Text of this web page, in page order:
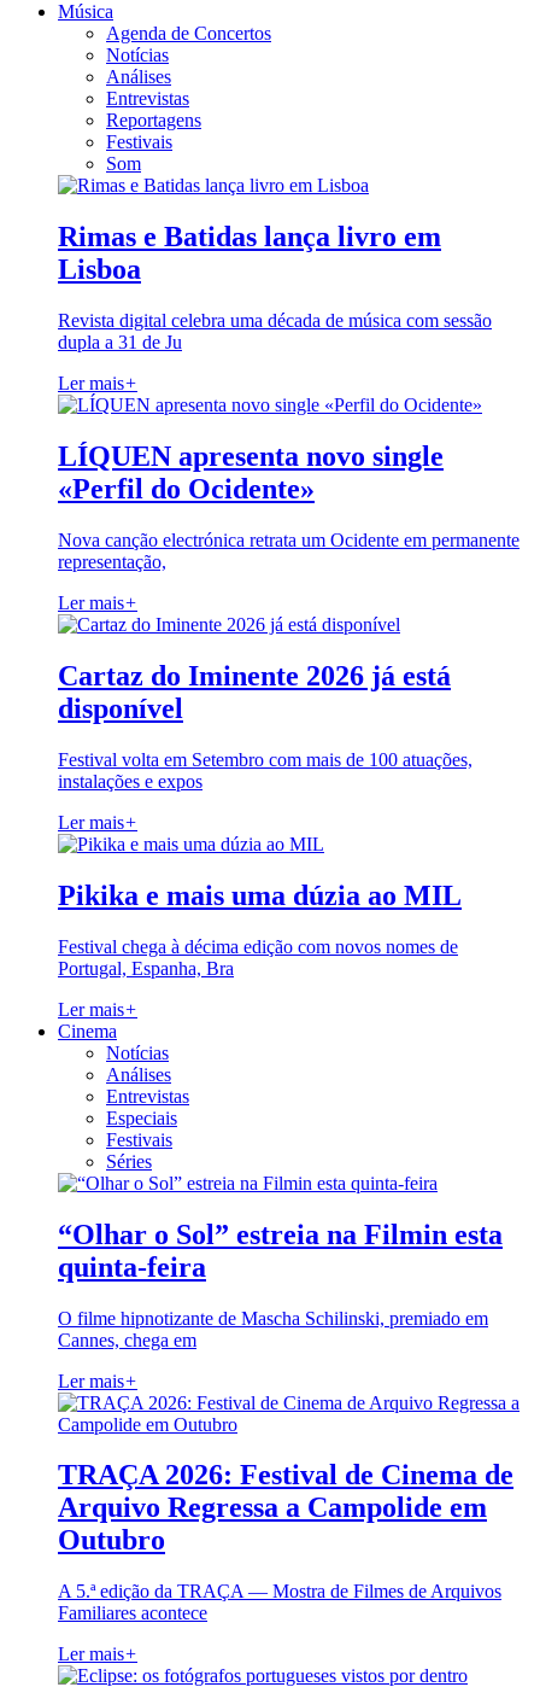
Música
Agenda de Concertos
Notícias
Análises
Entrevistas
Reportagens
Festivais
Som
Rimas e Batidas lança livro em
Lisboa
Revista digital celebra uma década de música com sessão
dupla a 31 de Ju
Ler mais+
LÍQUEN apresenta novo single
«Perfil do Ocidente»
Nova canção electrónica retrata um Ocidente em permanente
representação,
Ler mais+
Cartaz do Iminente 2026 já está
disponível
Festival volta em Setembro com mais de 100 atuações,
instalações e expos
Ler mais+
Pikika e mais uma dúzia ao MIL
Festival chega à décima edição com novos nomes de
Portugal, Espanha, Bra
Ler mais+
Cinema
Notícias
Análises
Entrevistas
Especiais
Festivais
Séries
“Olhar o Sol” estreia na Filmin esta
quinta-feira
O filme hipnotizante de Mascha Schilinski, premiado em
Cannes, chega em
Ler mais+
TRAÇA 2026: Festival de Cinema de
Arquivo Regressa a Campolide em
Outubro
A 5.ª edição da TRAÇA — Mostra de Filmes de Arquivos
Familiares acontece
Ler mais+